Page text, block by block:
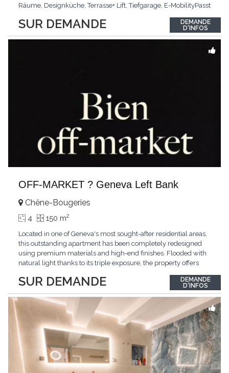
SUR DEMANDE
Räume, Designküche, Terrasse+ Lift, Tiefgarage, E-MobilityPasst
ArchitekturKLARTEXT: Grosszügig, sonnig und kompromisslos
hochwertig mit Logenplatz.Interessiert?...
DEMANDE
D'INFOS
OFF-MARKET ? Geneva Left Bank
SUR DEMANDE
Chêne-Bougeries
4 150 m2
Located in one of Geneva's most sought-after residential areas,
this outstanding apartment has been completely redesigned
using premium materials and high-end finishes. Flooded with
natural light thanks to its triple exposure, the property offers
master suite, elegant reception areas, and a spacious terrace
overlooking a peaceful and green...
DEMANDE
D'INFOS